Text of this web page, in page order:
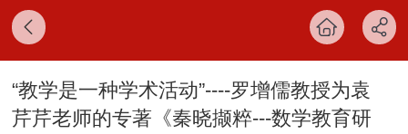
“教学是一种学术活动”----罗增儒教授为袁
芹芹老师的专著《秦晓撷粹---数学教育研